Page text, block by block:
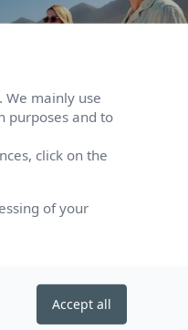
| 2h03
We mainly use
purposes and to
click on the
of your
Accept all